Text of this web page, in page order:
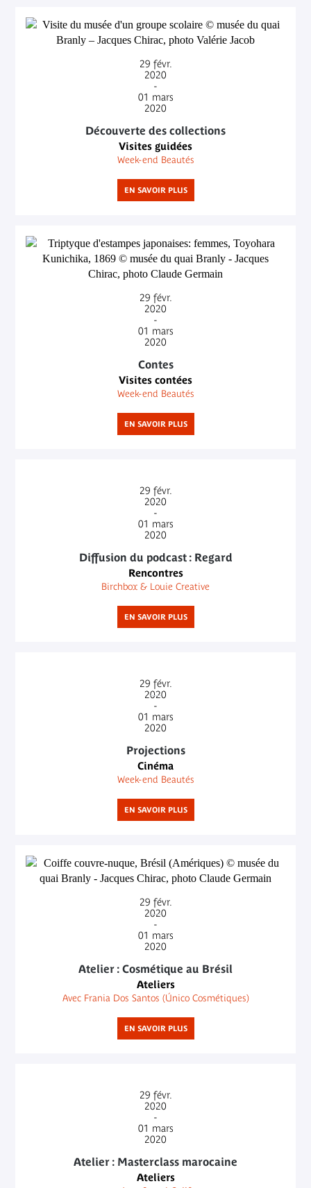
29 févr.
2020
-
01 mars
2020
Découverte des collections
Visites guidées
Week-end Beautés
EN SAVOIR PLUS
29 févr.
2020
-
01 mars
2020
Contes
Visites contées
Week-end Beautés
EN SAVOIR PLUS
29 févr.
2020
-
01 mars
2020
Diffusion du podcast : Regard
Rencontres
Birchbox & Louie Creative
EN SAVOIR PLUS
29 févr.
2020
-
01 mars
2020
Projections
Cinéma
Week-end Beautés
EN SAVOIR PLUS
29 févr.
2020
-
01 mars
2020
Atelier : Cosmétique au Brésil
Ateliers
Avec Frania Dos Santos (Único Cosmétiques)
EN SAVOIR PLUS
29 févr.
2020
-
01 mars
2020
Atelier : Masterclass marocaine
Ateliers